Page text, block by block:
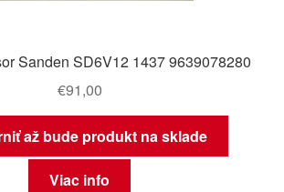
Sanden SD6V12 1437 9639078280
€91,00
až bude produkt na sklade
Viac info